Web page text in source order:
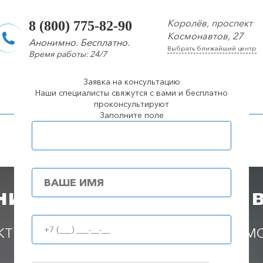
8 (800) 775-82-90
Анонимно. Бесплатно.
Время работы: 24/7
Королёв, проспект
Космонавтов, 27
Выбрать ближайший центр
Лечение алкоголизма Лечение наркомании
от наркомании в
МЕТОДЫ БОРЬБЫ С
Заявка на консультацию
Наши специалисты свяжутся с вами и бесплатно
проконсультируют
Заполните поле